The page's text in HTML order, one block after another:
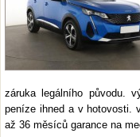
záruka legálního původu.
peníze ihned a v hotovosti.
až 36 měsíců garance na